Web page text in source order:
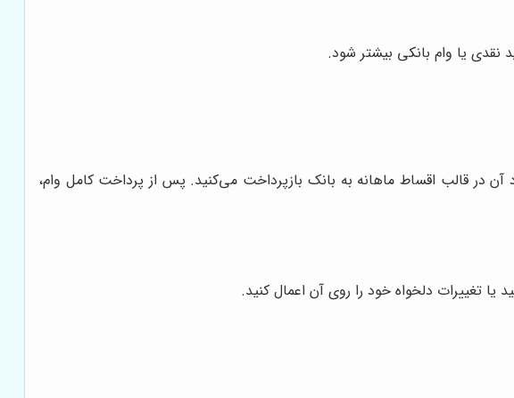
نقدی یا وام بانکی بیشتر شود.
در قالب اقساط ماهانه به بانک بازپرداخت می‌کنید. پس از پرداخت کامل وام،
تغییرات دلخواه خود را روی آن اعمال کنید.